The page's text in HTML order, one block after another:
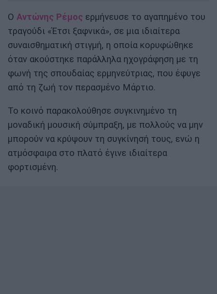
Ο Αντώνης Ρέμος ερμήνευσε το αγαπημένο του
τραγούδι «Έτσι ξαφνικά», σε μια ιδιαίτερα
συναισθηματική στιγμή, η οποία κορυφώθηκε
όταν ακούστηκε παράλληλα ηχογράφηση με τη
φωνή της σπουδαίας ερμηνεύτριας, που έφυγε
από τη ζωή τον περασμένο Μάρτιο.
Το κοινό παρακολούθησε συγκινημένο τη
μοναδική μουσική σύμπραξη, με πολλούς να μην
μπορούν να κρύψουν τη συγκίνησή τους, ενώ η
ατμόσφαιρα στο πλατό έγινε ιδιαίτερα
φορτισμένη.